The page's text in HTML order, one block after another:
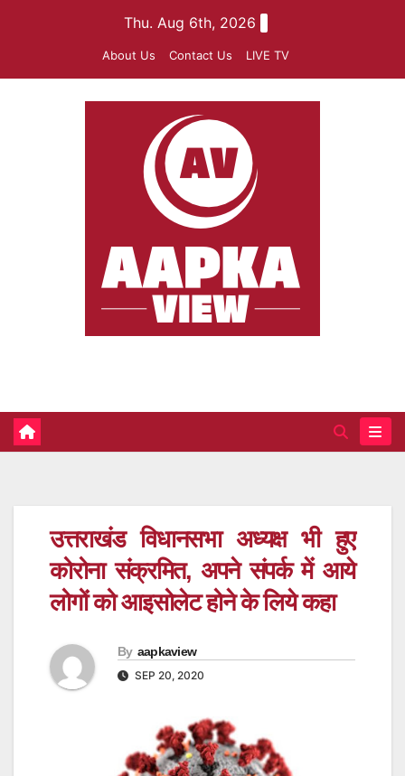
Thu. Aug 6th, 2026
About Us Contact Us LIVE TV
उत्तराखंड विधानसभा अध्यक्ष भी हुए
कोरोना संक्रमित, अपने संपर्क में आये
लोगों को आइसोलेट होने के लिये कहा
By aapkaview
SEP 20, 2020